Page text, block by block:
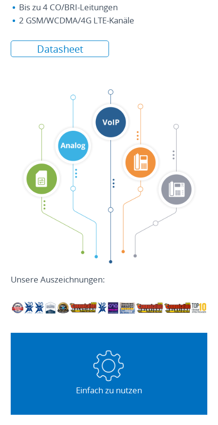
Bis zu 4 CO/BRI-Leitungen
2 GSM/WCDMA/4G LTE-Kanäle
Datasheet
Unsere Auszeichnungen:
Einfach zu nutzen